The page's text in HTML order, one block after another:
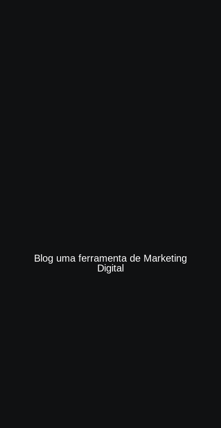
Blog uma ferramenta de Marketing
Digital